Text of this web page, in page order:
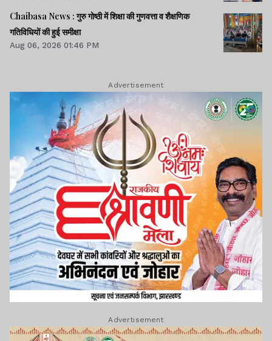
Chaibasa News : गुरु गोष्ठी में शिक्षा की गुणवत्ता व शैक्षणिक
गतिविधियों की हुई समीक्षा
Aug 06, 2026 01:46 PM
Advertisement
Advertisement